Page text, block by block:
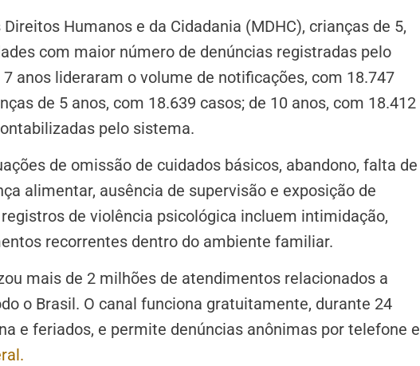
Humanos e da Cidadania (MDHC), crianças de 5,
com maior número de denúncias registradas pelo
anos lideraram o volume de notificações, com 18.747
de 5 anos, com 18.639 casos; de 10 anos, com 18.412
pelo sistema.
de omissão de cuidados básicos, abandono, falta de
alimentar, ausência de supervisão e exposição de
de violência psicológica incluem intimidação,
recorrentes dentro do ambiente familiar.
mais de 2 milhões de atendimentos relacionados a
o Brasil. O canal funciona gratuitamente, durante 24
e feriados, e permite denúncias anônimas por telefone e